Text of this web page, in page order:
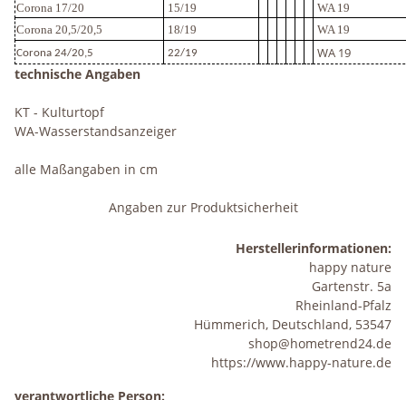
Corona 17/20
15/19
WA 19
Corona 20,5/20,5
18/19 WA 19
Corona 24/20,5 22/19 WA 19
technische Angaben
KT - Kulturtopf
WA-Wasserstandsanzeiger
alle Maßangaben in cm
Angaben zur Produktsicherheit
Herstellerinformationen:
happy nature
Gartenstr. 5a
Rheinland-Pfalz
Hümmerich, Deutschland, 53547
shop@hometrend24.de
https://www.happy-nature.de
verantwortliche Person: